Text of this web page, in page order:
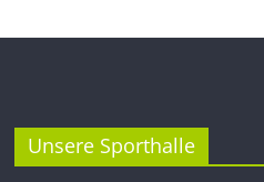
Unsere Sporthalle